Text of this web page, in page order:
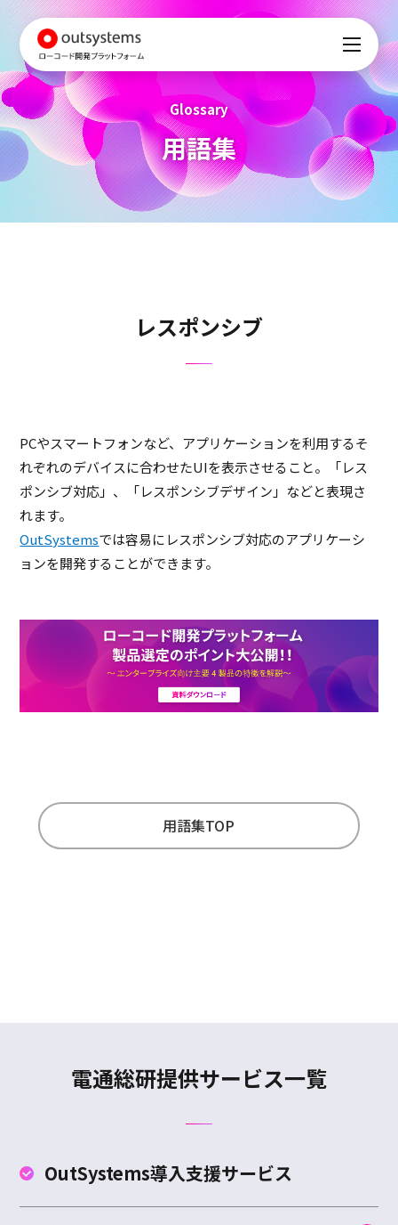
Glossary
用語集
レスポンシブ
PCやスマートフォンなど、アプリケーションを利用するそ
れぞれのデバイスに合わせたUIを表示させること。「レス
ポンシブ対応」、「レスポンシブデザイン」などと表現さ
れます。
OutSystemsでは容易にレスポンシブ対応のアプリケーシ
ョンを開発することができます。
用語集TOP
電通総研提供サービス一覧
OutSystems導入支援サービス